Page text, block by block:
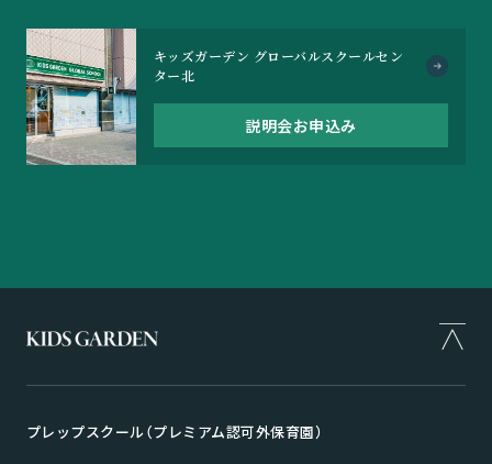
キッズガーデン グローバルスクールセン
ター北
説明会お申込み
プレップスクール（プレミアム認可外保育園）